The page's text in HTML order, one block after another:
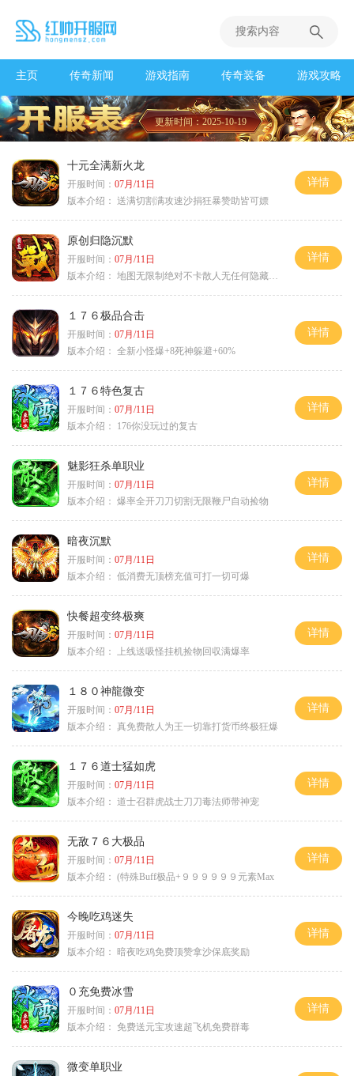
主页 传奇新闻 游戏指南 传奇装备 游戏攻略
更新时间：2025-10-19
十元全满新火龙
开服时间： 07月/11日
版本介绍： 送满切割满攻速沙捐狂暴赞助皆可嫖
详情
原创归隐沉默
开服时间： 07月/11日
版本介绍： 地图无限制绝对不卡散人无任何隐藏消费
详情
１７６极品合击
开服时间： 07月/11日
版本介绍： 全新小怪爆+8死神躲避+60%
详情
１７６特色复古
开服时间： 07月/11日
版本介绍：
176你没玩过的复古
详情
魅影狂杀单职业
开服时间： 07月/11日
版本介绍： 爆率全开刀刀切割无限鞭尸自动捡物
详情
暗夜沉默
开服时间： 07月/11日
版本介绍： 低消费无顶榜充值可打一切可爆
详情
快餐超变终极爽
开服时间： 07月/11日
版本介绍：
上线送吸怪挂机捡物回収满爆率
详情
１８０神龍微变
开服时间： 07月/11日
版本介绍： 真免费散人为王一切靠打货币终极狂爆
详情
１７６道士猛如虎
开服时间： 07月/11日
版本介绍： 道士召群虎战士刀刀毒法师带神宠
详情
无敌７６大极品
开服时间： 07月/11日
版本介绍： (特殊Buff极品+９９９９９９元素Max
详情
今晚吃鸡迷失
开服时间： 07月/11日
版本介绍：
暗夜吃鸡免费顶赞拿沙保底奖励
详情
０充免费冰雪
开服时间： 07月/11日
版本介绍： 免费送元宝攻速超飞机免费群毒
详情
微变单职业